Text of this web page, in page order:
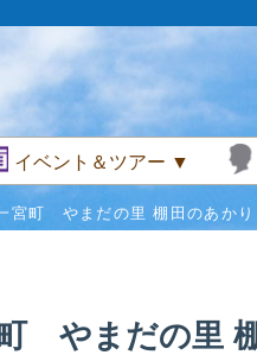
イベント＆ツアー ▼
宮町 やまだの里 棚田のあかり
やまだの里